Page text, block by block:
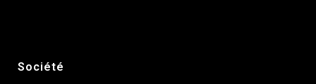
Société